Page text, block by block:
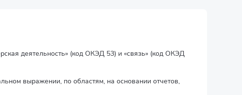
деятельность» (код ОКЭД 53) и «связь» (код ОКЭД
выражении, по областям, на основании отчетов,